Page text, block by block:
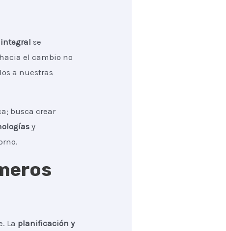
se
el cambio no
a nuestras
busca crear
y
La planificación y